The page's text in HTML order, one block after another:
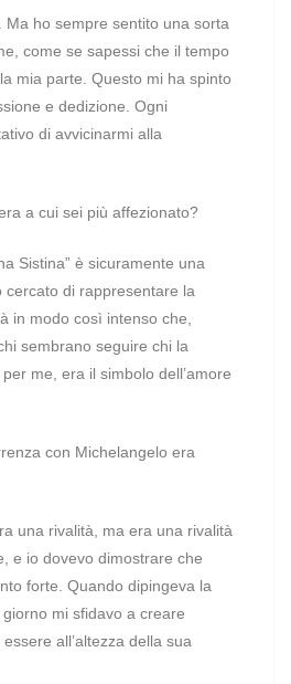
Ma ho sempre sentito una sorta
come se sapessi che il tempo
mia parte. Questo mi ha spinto
e dedizione. Ogni
di avvicinarmi alla
a cui sei più affezionato?
Sistina” è sicuramente una
cercato di rappresentare la
in modo così intenso che,
sembrano seguire chi la
me, era il simbolo dell’amore
con Michelangelo era
una rivalità, ma era una rivalità
e io dovevo dimostrare che
forte. Quando dipingeva la
mi sfidavo a creare
all’altezza della sua